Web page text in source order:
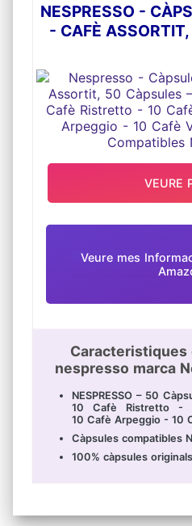
NESPRESSO -
- CAFÈ
RISTRETTO - 10
10 CAFÈ
VOLLUTO –
COMPATIBLES
Veure mes
Caracteristiques
nespresso marca
NESPRESSO – 50
10 Cafè Ristretto -
10 Cafè Arpeggio - 10
Càpsules compatibles
100% càpsules
VEURE